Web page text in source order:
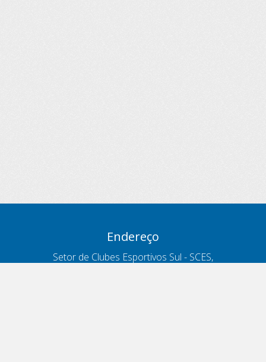
Endereço
Setor de Clubes Esportivos Sul - SCES,